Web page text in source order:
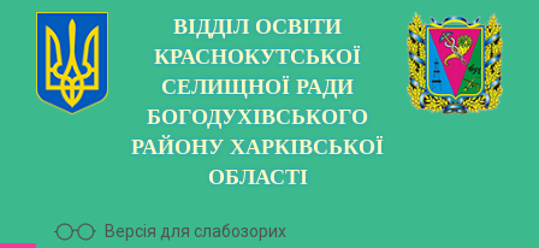
ВІДДІЛ ОСВІТИ
КРАСНОКУТСЬКОЇ
СЕЛИЩНОЇ РАДИ
БОГОДУХІВСЬКОГО
РАЙОНУ ХАРКІВСЬКОЇ
ОБЛАСТІ
Версія для слабозорих